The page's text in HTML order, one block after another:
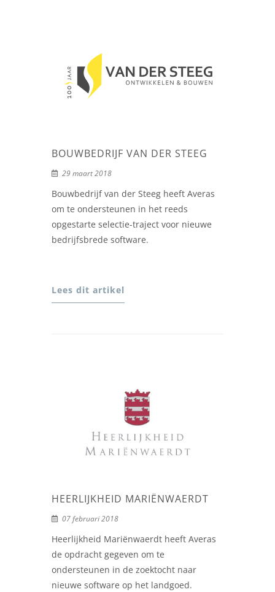
BOUWBEDRIJF VAN DER STEEG
29 maart 2018
Bouwbedrijf van der Steeg heeft Averas
om te ondersteunen in het reeds
opgestarte selectie-traject voor nieuwe
bedrijfsbrede software.
Lees dit artikel
HEERLIJKHEID MARIËNWAERDT
07 februari 2018
Heerlijkheid Mariënwaerdt heeft Averas
de opdracht gegeven om te
ondersteunen in de zoektocht naar
nieuwe software op het landgoed.